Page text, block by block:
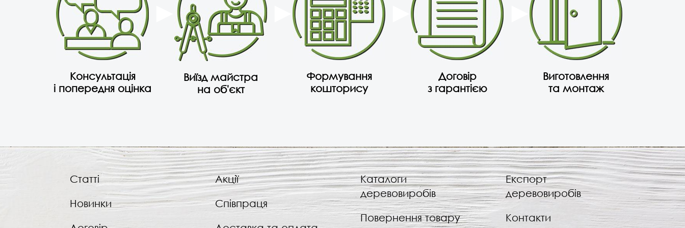
Консультація
і попередня оцінка
Виїзд майстра
на об'єкт
Формування
кошторису
Договір
з гарантією
Виготовлення
та монтаж
Статті
Новинки
Акції
Співпраця
Каталоги
деревовиробів
Повернення товару
Експорт
деревовиробів
Контакти